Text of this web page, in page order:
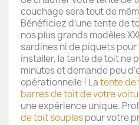
couchage sera tout de
Bénéficiez d’une tente de
nos plus grands modèles
sardines ni de piquets
installer, la tente de toit ne
minutes et demande peu
opérationnelle ! Latente de
barres de toit de votre
une expérience unique.
de toit souplespour votre